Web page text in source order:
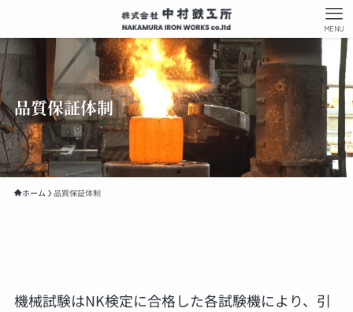
MENU
品質保証体制
ホーム 品質保証体制
機械試験はNK検定に合格した各試験機により、引